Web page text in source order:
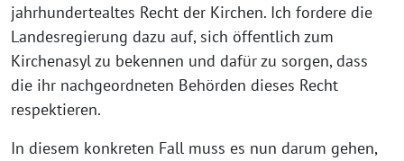
jahrhundertealtes Recht der Kirchen. Ich fordere die
Landesregierung dazu auf, sich öffentlich zum
Kirchenasyl zu bekennen und dafür zu sorgen, dass
die ihr nachgeordneten Behörden dieses Recht
respektieren.
In diesem konkreten Fall muss es nun darum gehen,